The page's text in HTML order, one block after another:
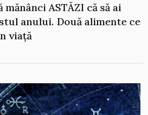
mănânci ASTĂZI că să ai
anului. Două alimente ce
viață